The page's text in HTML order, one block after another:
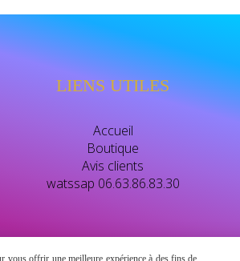
LIENS UTILES
Accueil
Boutique
Avis clients
watssap 06.63.86.83.30
vous offrir une meilleure expérience à des fins de